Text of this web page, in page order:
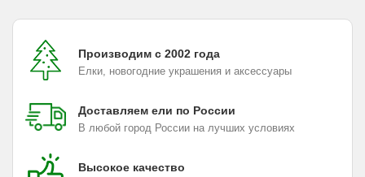
Производим с 2002 года
Елки, новогодние украшения и аксессуары
Доставляем ели по России
В любой город России на лучших условиях
Высокое качество